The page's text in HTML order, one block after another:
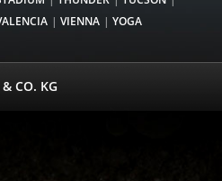
VIENNA YOGA
CO. KG